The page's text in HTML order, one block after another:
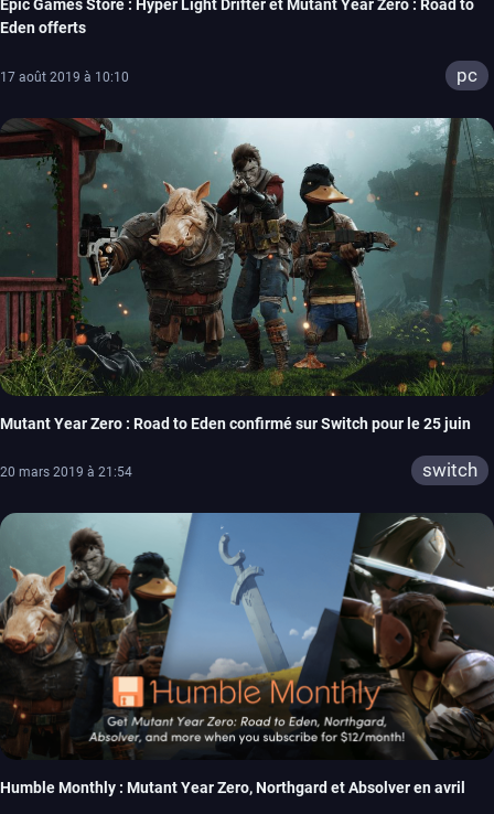
Epic Games Store : Hyper Light Drifter et Mutant Year Zero : Road to
Eden offerts
17 août 2019 à 10:10 pc
Mutant Year Zero : Road to Eden confirmé sur Switch pour le 25 juin
20 mars 2019 à 21:54 switch
Humble Monthly : Mutant Year Zero, Northgard et Absolver en avril